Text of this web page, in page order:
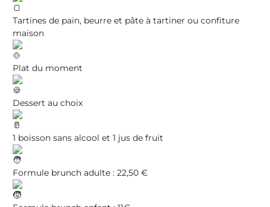
Tartines de pain, beurre et pâte à tartiner ou confiture
maison
Plat du moment
Dessert au choix
1 boisson sans alcool et 1 jus de fruit
Formule brunch adulte : 22,50 €